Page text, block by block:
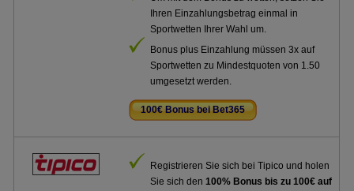
Ihren Einzahlungsbetrag einmal in
Sportwetten Ihrer Wahl um.
Bonus plus Einzahlung müssen 3x auf
Sportwetten zu Mindestquoten von 1.50
umgesetzt werden.
100€ Bonus bei Bet365
Registrieren Sie sich bei Tipico und holen
Sie sich den100% Bonus bis zu 100€ auf